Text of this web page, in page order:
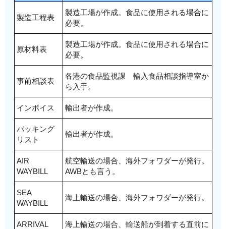
製造工程表
製造工場が作成。食品に使用される場合に
必要。
原材料表
製造工場が作成。食品に使用される場合に
必要。
事前相談表
各港の食品監視課 輸入食品相談指導室か
ら入手。
インボイス 輸出者が作成。
パッキング
リスト
輸出者が作成。
AIR
WAYBILL
航空輸送の場合、海外フォワダーが発行。
AWBとも言う。
SEA
WAYBILL
海上輸送の場合、海外フォワダーが発行。
ARRIVAL
海上輸送の場合、輸送船が到着する直前に